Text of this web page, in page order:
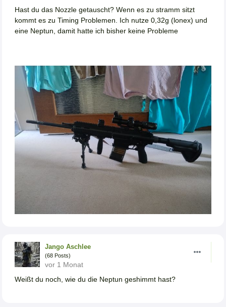
Hast du das Nozzle getauscht? Wenn es zu stramm sitzt
kommt es zu Timing Problemen. Ich nutze 0,32g (lonex) und
eine Neptun, damit hatte ich bisher keine Probleme
Jango Aschlee
(68 Posts)
vor 1 Monat
Weißt du noch, wie du die Neptun geshimmt hast?